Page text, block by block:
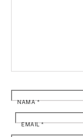
NAMA*
EMAIL*